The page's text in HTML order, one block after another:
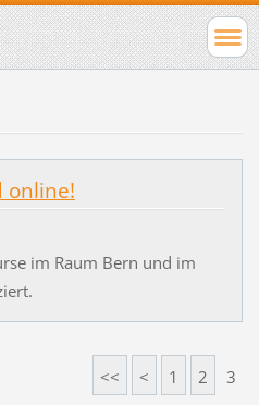
online!
im Raum Bern und im
<< < 1 2 3